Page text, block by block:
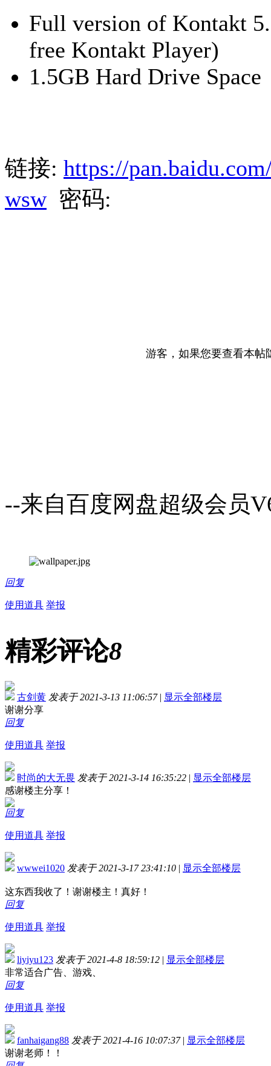
Full version of Kontakt
free Kontakt Player)
1.5GB Hard Drive Space
链接: https://
wsw密码:
游客，如果您要查看本帖
--来自百度网盘超级会员
回复
使用道具 举报
精彩评论8
古剑黄 发表于 2021-3-13 11:06:57 | 显示全部楼层
谢谢分享
回复
使用道具 举报
时尚的大无畏 发表于 2021-3-14 16:35:22 | 显示全部楼层
感谢楼主分享！
回复
使用道具 举报
wwwei1020 发表于 2021-3-17 23:41:10 | 显示全部楼层
这东西我收了！谢谢楼主！ 真好！
回复
使用道具 举报
liyiyu123 发表于 2021-4-8 18:59:12 | 显示全部楼层
非常适合广告、游戏、
回复
使用道具 举报
fanhaigang88 发表于 2021-4-16 10:07:37 | 显示全部楼层
谢谢老师！！